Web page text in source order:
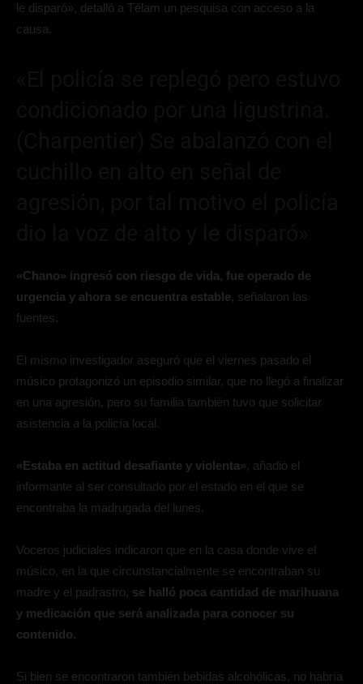
le disparó», detalló a Télam un pesquisa con acceso a la
causa.
«Chano» ingresó con riesgo de vida, fue operado de
urgencia y ahora se encuentra estable, señalaron las
fuentes.
El mismo investigador aseguró que el viernes pasado el
músico protagonizó un episodio similar, que no llegó a finalizar
en una agresión, pero su familia también tuvo que solicitar
asistencia a la policía local.
«Estaba en actitud desafiante y violenta», añadió el
informante al ser consultado por el estado en el que se
encontraba la madrugada del lunes.
Voceros judiciales indicaron que en la casa donde vive el
músico, en la que circunstancialmente se encontraban su
madre y el padrastro, se halló poca cantidad de marihuana
y medicación que será analizada para conocer su
contenido.
Si bien se encontraron también bebidas alcohólicas, no habría